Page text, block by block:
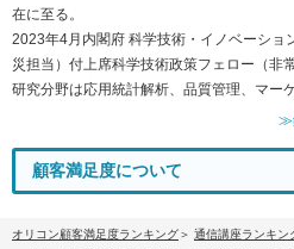
在に至る。
2023年4月内閣府 科学技術・イノベーショ
災担当）付上席科学技術政策フェロー（非常
研究分野は応用統計解析、品質管理、マー
≫
顧客満足度について
オリコン顧客満足度ランキング
通信講座ランキン